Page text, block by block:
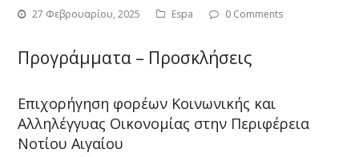
27 Φεβρουαρίου, 2025 Espa 0 Comments
Προγράμματα – Προσκλήσεις
Επιχορήγηση φορέων Κοινωνικής και
Αλληλέγγυας Οικονομίας στην Περιφέρεια
Νοτίου Αιγαίου